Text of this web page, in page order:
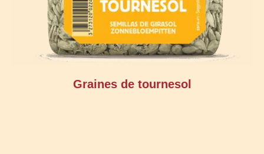
Graines de tournesol